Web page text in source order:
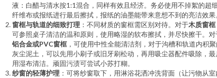
液：白醋与清水按1:1混合，同样有效且经济。务必使用不掉絮的超
纤维布或报纸进行最后擦拭，报纸的油墨能带来意想不到的亮洁效果
窗框与轨道的细致打理 ：不同材质的窗框需区别对待。对于木质窗框
可参照桌子清洁的温和原则，使用略湿的软布擦拭，并尽快擦干。对
铝合金或PVC窗框 ，可使用中性全能清洁剂，对于沟槽和轨道内积
灰尘泥土，可以先用小刷子或旧牙刷松动，再用吸尘器配件吸除，最
用湿布清洁。顽固污渍可尝试小苏打糊。
纱窗的轻薄护理 ：可将纱窗取下，用淋浴花洒冲洗背面（让污物从室